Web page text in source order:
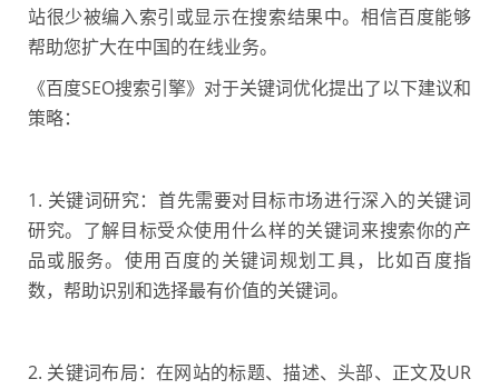
站很少被编入索引或显示在搜索结果中。相信百度能够
帮助您扩大在中国的在线业务。
《百度SEO搜索引擎》对于关键词优化提出了以下建议和
策略：
1. 关键词研究：首先需要对目标市场进行深入的关键词
研究。了解目标受众使用什么样的关键词来搜索你的产
品或服务。使用百度的关键词规划工具，比如百度指
数，帮助识别和选择最有价值的关键词。
2. 关键词布局：在网站的标题、描述、头部、正文及UR